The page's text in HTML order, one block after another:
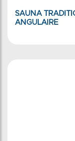
SAUNA
ANGULAIRE